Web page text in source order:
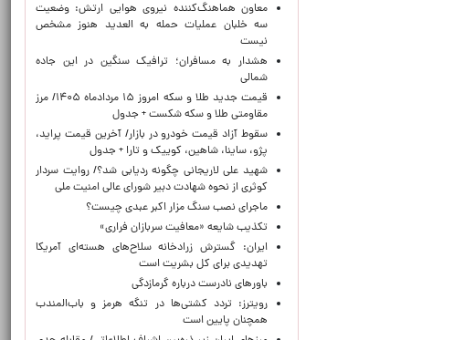
معاون هماهنگ‌کننده نیروی هوایی ارتش: وضعیت
سه خلبان عملیات حمله به العدید هنوز مشخص
نیست
هشدار به مسافران؛ ترافیک سنگین در این جاده
شمالی
قیمت جدید طلا و سکه امروز ۱۵ مردادماه ۱۴۰۵/ مرز
مقاومتی طلا و سکه شکست + جدول
سقوط آزاد قیمت خودرو در بازار/ آخرین قیمت پراید،
پژو، ساینا، شاهین، کوییک و تارا + جدول
شهید علی لاریجانی چگونه ردیابی شد؟/ روایت سردار
کوثری از نحوه شهادت دبیر شورای عالی امنیت ملی
ماجرای نصب سنگ مزار اکبر عبدی چیست؟
تکذیب شایعه «معافیت سربازان فراری»
ایران: گسترش زرادخانه سلاح‌های هسته‌ای آمریکا
تهدیدی برای کل بشریت است
باورهای نادرست درباره گرمازدگی
رویترز: تردد کشتی‌ها در تنگه هرمز و باب‌المندب
همچنان پایین است